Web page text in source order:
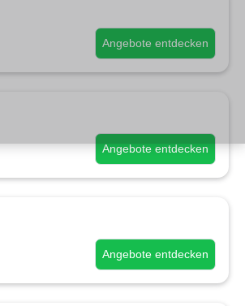
Angebote entdecken
Angebote entdecken
Angebote entdecken